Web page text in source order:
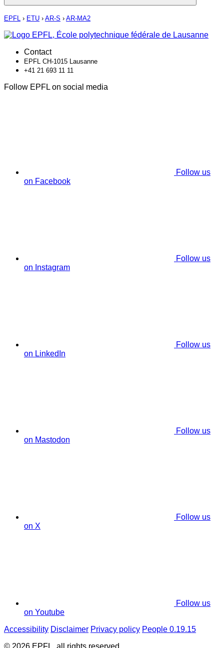
EPFL › ETU › AR-S › AR-MA2
Contact
EPFL CH-1015 Lausanne
+41 21 693 11 11
Follow EPFL on social media
Follow us
on Facebook
Follow us
on Instagram
Follow us
on LinkedIn
Follow us
on Mastodon
Follow us
on X
Follow us
on Youtube
Accessibility Disclaimer Privacy policy People 0.19.15